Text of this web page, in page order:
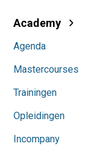
Academy
Agenda
Mastercourses
Trainingen
Opleidingen
Incompany